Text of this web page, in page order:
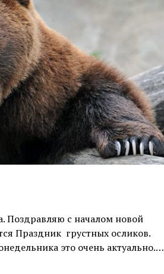
Поздравляю с началом новой
Праздник грустных осликов.
это очень актуально.…